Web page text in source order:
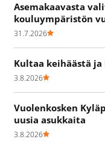
Asemakaavasta
kouluympäristön
31.7.2026
Kultaa keihäästä
3.8.2026
Vuolenkosken
uusia asukkaita
3.8.2026